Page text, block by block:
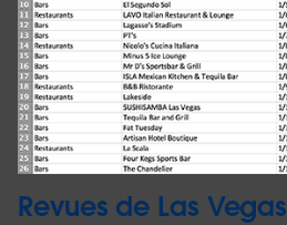
Revues de Las Vegas